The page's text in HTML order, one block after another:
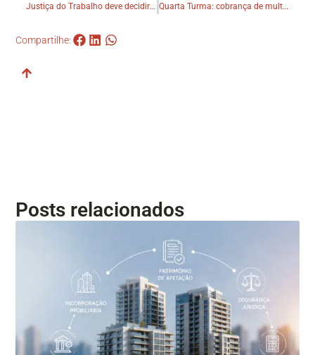
Justiça do Trabalho deve decidir questões sobre leilão do Torre Palace Hotel Quarta Turma: cobrança de multa pela falta de registro da incorporação em cartório prescreve em dez anos
Compartilhe:
Posts relacionados